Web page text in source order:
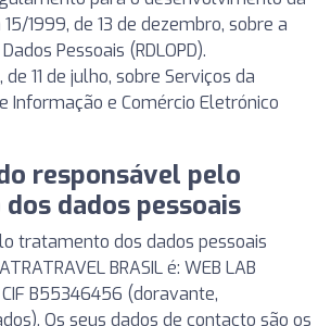
1999, de 13 de dezembro, sobre a
Pessoais (RDLOPD).
11 de julho, sobre Serviços da
Informação e Comércio Eletrónico
responsável pelo
dados pessoais
tratamento dos dados pessoais
BRASIL é: WEB LAB
CIF B55346456 (doravante,
Os seus dados de contacto são os